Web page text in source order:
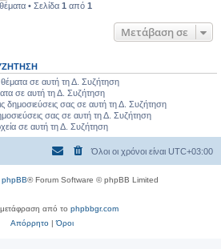
• Σελίδα 1 από 1
Μετάβαση σε
σε αυτή τη Δ. Συζήτηση
σε αυτή τη Δ. Συζήτηση
δημοσιεύσεις σας σε αυτή τη Δ. Συζήτηση
σας σε αυτή τη Δ. Συζήτηση
σε αυτή τη Δ. Συζήτηση
Όλοι οι χρόνοι είναι UTC+03:00
phpBB® Forum Software © phpBB Limited
από το phpbbgr.com
Απόρρητο|Όροι